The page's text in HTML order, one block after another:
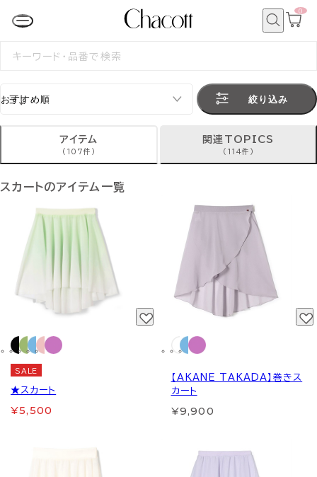
カ
0
検
絞り込み
アイテム
(107件)
関連TOPICS
(114件)
スカートのアイテム一覧
SALE
★スカート
¥5,500
【AKANE TAKADA】巻きス
カート
¥9,900